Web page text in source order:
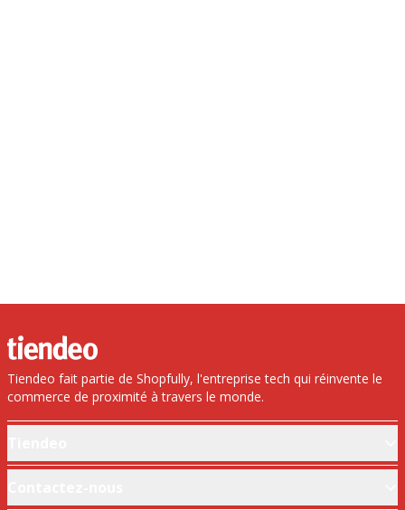
Tiendeo fait partie de Shopfully, l'entreprise tech qui réinvente le
commerce de proximité à travers le monde.
Solutions professionnelles